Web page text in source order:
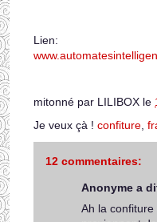
Lien:
mitonné par LILIBOX le
Je veux çà ! confiture
12 commentaires:
Anonyme a
Ah la